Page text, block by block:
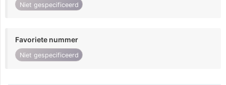
Niet gespecificeerd
Favoriete nummer
Niet gespecificeerd